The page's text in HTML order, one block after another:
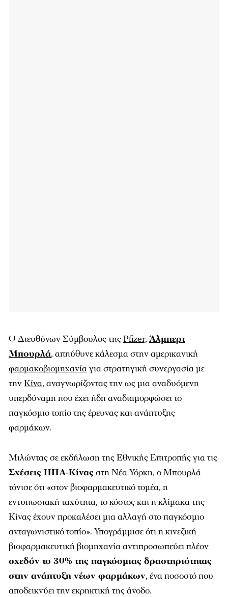
Ο Διευθύνων Σύμβουλος τηςPfizer, Άλμπερτ
Μπουρλά, απηύθυνε κάλεσμα στην αμερικανική
φαρμακοβιομηχανίαγια στρατηγική συνεργασία με
τηνΚίνα, αναγνωρίζοντας την ως μια αναδυόμενη
υπερδύναμη που έχει ήδη αναδιαμορφώσει το
παγκόσμιο τοπίο της έρευνας και ανάπτυξης
φαρμάκων.
Μιλώντας σε εκδήλωση της Εθνικής Επιτροπής για τις
Σχέσεις ΗΠΑ-Κίναςστη Νέα Υόρκη, ο Μπουρλά
τόνισε ότι «στον βιοφαρμακευτικό τομέα, η
εντυπωσιακή ταχύτητα, το κόστος και η κλίμακα της
Κίνας έχουν προκαλέσει μια αλλαγή στο παγκόσμιο
ανταγωνιστικό τοπίο». Υπογράμμισε ότι η κινεζική
βιοφαρμακευτική βιομηχανία αντιπροσωπεύει πλέον
σχεδόν το 30% της παγκόσμιας δραστηριότητας
στην ανάπτυξη νέων φαρμάκων, ένα ποσοστό που
αποδεικνύει την εκρηκτική της άνοδο.